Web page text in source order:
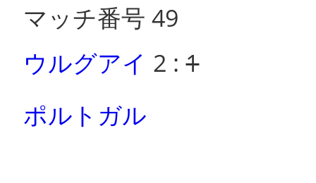
マッチ番号 49
ウルグアイ 2 :1
ポルトガル